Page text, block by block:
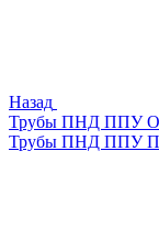
Назад
Трубы ПНД ППУ
Трубы ПНД ППУ